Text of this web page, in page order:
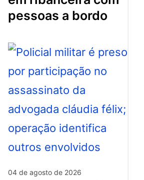
pessoas a bordo
04 de agosto de 2026